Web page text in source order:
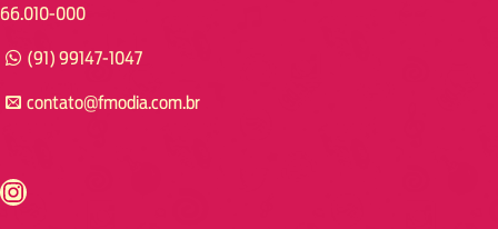
66.010-000
(91) 99147-1047
contato@fmodia.com.br
https://www.instagram.com/fmodia.cabofrio/